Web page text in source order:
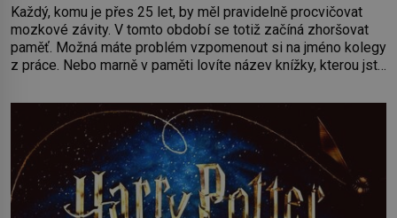
Každý, komu je přes 25 let, by měl pravidelně procvičovat
mozkové závity. V tomto období se totiž začíná zhoršovat
paměť. Možná máte problém vzpomenout si na jméno kolegy
z práce. Nebo marně v paměti lovíte název knížky, kterou jste
paměť rozhodla stávkovat. Cvičte